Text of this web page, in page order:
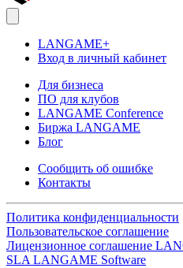
LANGAME+
Вход в личный кабинет
Для бизнеса
ПО для клубов
LANGAME Conference
Биржа LANGAME
Блог
Сообщить об ошибке
Контакты
Политика конфиденциальности
Пользовательское соглашение
Лицензионное соглашение
SLA LANGAME Software